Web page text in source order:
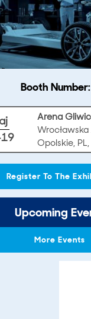
& Prismatic
Booth
Arena
Opolskie,
Register To The
Upcoming
More Events